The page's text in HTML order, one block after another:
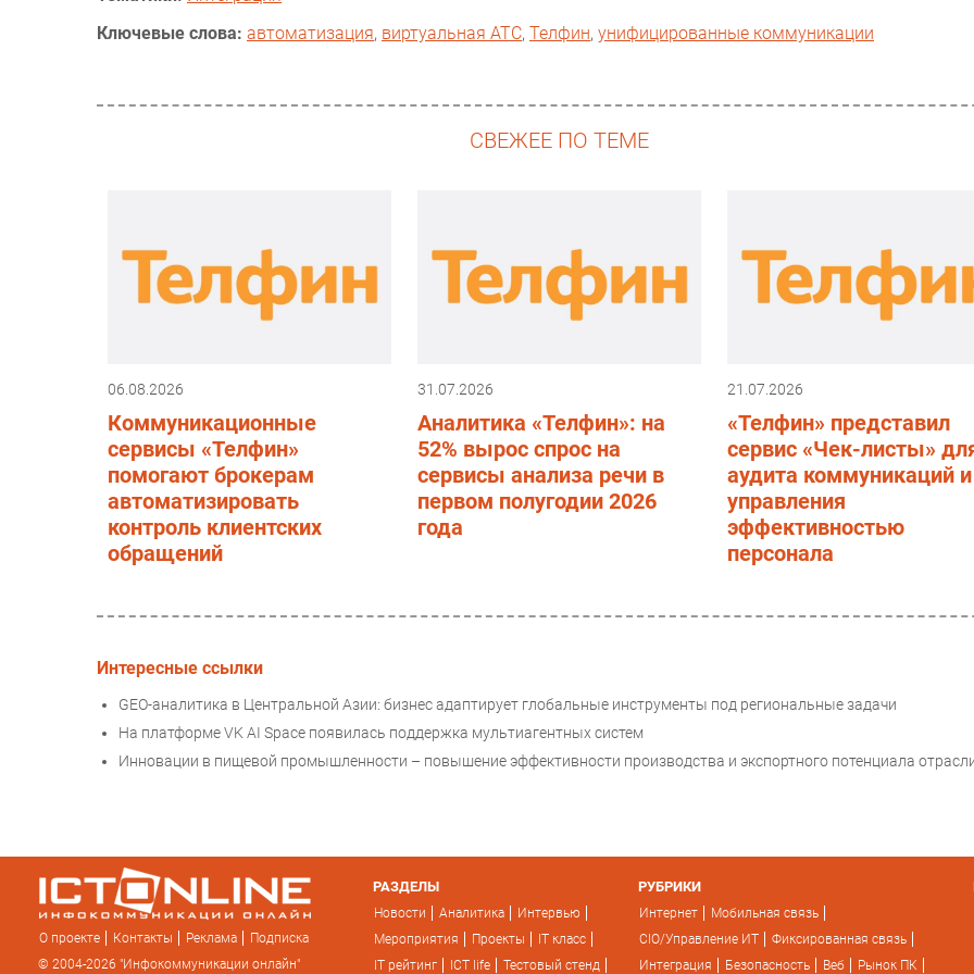
Ключевые слова: автоматизация, виртуальная АТС, Телфин, унифицированные коммуникации
СВЕЖЕЕ ПО ТЕМЕ
06.08.2026
Коммуникационные
сервисы «Телфин»
помогают брокерам
автоматизировать
контроль клиентских
обращений
31.07.2026
Аналитика «Телфин»: на
52% вырос спрос на
сервисы анализа речи в
первом полугодии 2026
года
21.07.2026
«Телфин» представил
сервис «Чек-листы»
аудита коммуникаций и
управления
эффективностью
персонала
Интересные ссылки
GEO-аналитика в Центральной Азии: бизнес адаптирует глобальные инструменты под региональные задачи
На платформе VK AI Space появилась поддержка мультиагентных систем
Инновации в пищевой промышленности – повышение эффективности производства и экспортного потенциала
О проекте Контакты Реклама
Подписка
© 2004-2026 "Инфокоммуникации онлайн"
РАЗДЕЛЫ
Новости Аналитика
Интервью
Мероприятия
Проекты
IT класс
IT рейтинг
ICT life Тестовый стенд
РУБРИКИ
Интернет
Мобильная связь
CIO/Управление ИТ
Фиксированная связь
Интеграция
Безопасность Веб Рынок ПК